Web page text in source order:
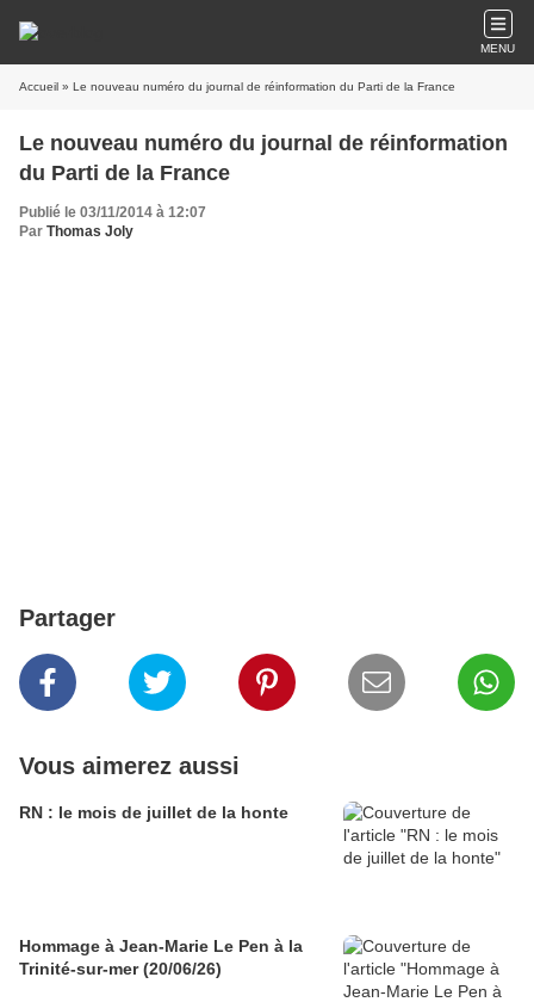
MENU
Accueil » Le nouveau numéro du journal de réinformation du Parti de la France
Le nouveau numéro du journal de réinformation
du Parti de la France
Publié le 03/11/2014 à 12:07
Par Thomas Joly
Partager
Vous aimerez aussi
RN : le mois de juillet de la honte
Hommage à Jean-Marie Le Pen à la
Trinité-sur-mer (20/06/26)